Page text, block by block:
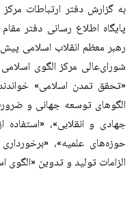
به گزارش دفتر ارتباطات
پایگاه اطلاع رسانی دفتر
رهبر معظم انقلاب اسلامی
شورای‌عالی مرکز الگوی
«تحقق تمدن اسلامی»
الگوهای توسعه جهانی و
جهادی و انقلابی»،
حوزه‌های علمیه»،
الزامات تولید و تدوین